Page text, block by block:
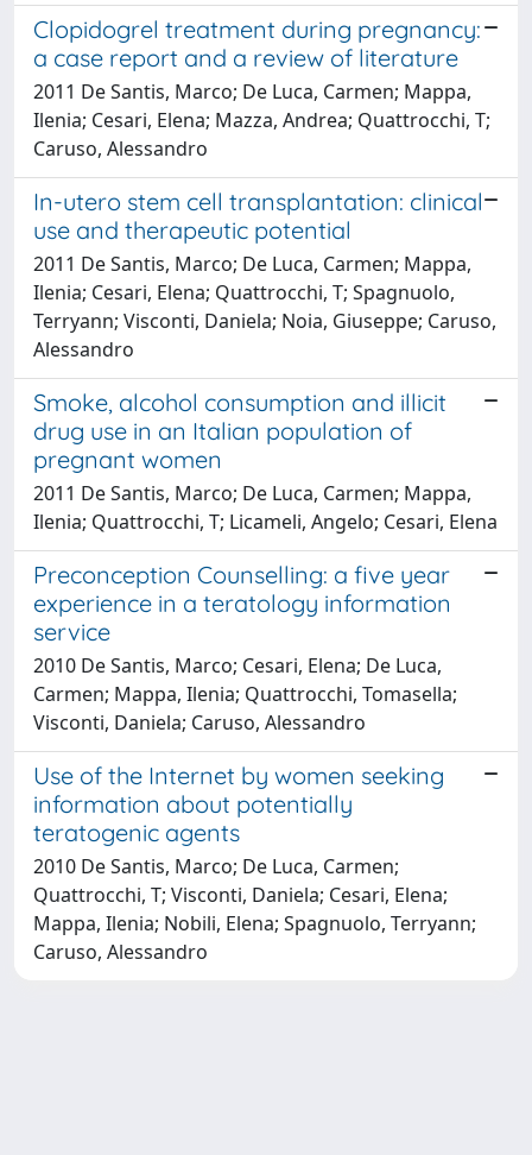
Clopidogrel treatment during pregnancy:
a case report and a review of literature
2011 De Santis, Marco; De Luca, Carmen; Mappa,
Ilenia; Cesari, Elena; Mazza, Andrea; Quattrocchi, T;
Caruso, Alessandro
In-utero stem cell transplantation: clinical
use and therapeutic potential
2011 De Santis, Marco; De Luca, Carmen; Mappa,
Ilenia; Cesari, Elena; Quattrocchi, T; Spagnuolo,
Terryann; Visconti, Daniela; Noia, Giuseppe; Caruso,
Alessandro
Smoke, alcohol consumption and illicit
drug use in an Italian population of
pregnant women
2011 De Santis, Marco; De Luca, Carmen; Mappa,
Ilenia; Quattrocchi, T; Licameli, Angelo; Cesari, Elena
Preconception Counselling: a five year
experience in a teratology information
service
2010 De Santis, Marco; Cesari, Elena; De Luca,
Carmen; Mappa, Ilenia; Quattrocchi, Tomasella;
Visconti, Daniela; Caruso, Alessandro
Use of the Internet by women seeking
information about potentially
teratogenic agents
2010 De Santis, Marco; De Luca, Carmen;
Quattrocchi, T; Visconti, Daniela; Cesari, Elena;
Mappa, Ilenia; Nobili, Elena; Spagnuolo, Terryann;
Caruso, Alessandro